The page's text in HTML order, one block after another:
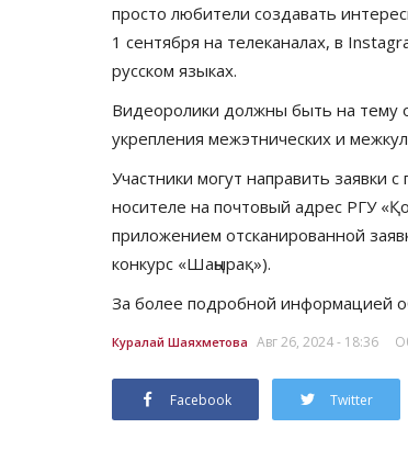
просто любители создавать
1 сентября на телеканалах, в
русском языках.
Видеоролики должны быть на тему
укрепления межэтнических и
Участники могут направить заявки
носителе на почтовый адрес РГУ
приложением отсканированной
конкурс «Шаңырақ»).
За более подробной информацией
Куралай Шаяхметова Авг 26, 2024 - 18:36
Facebook Twitter